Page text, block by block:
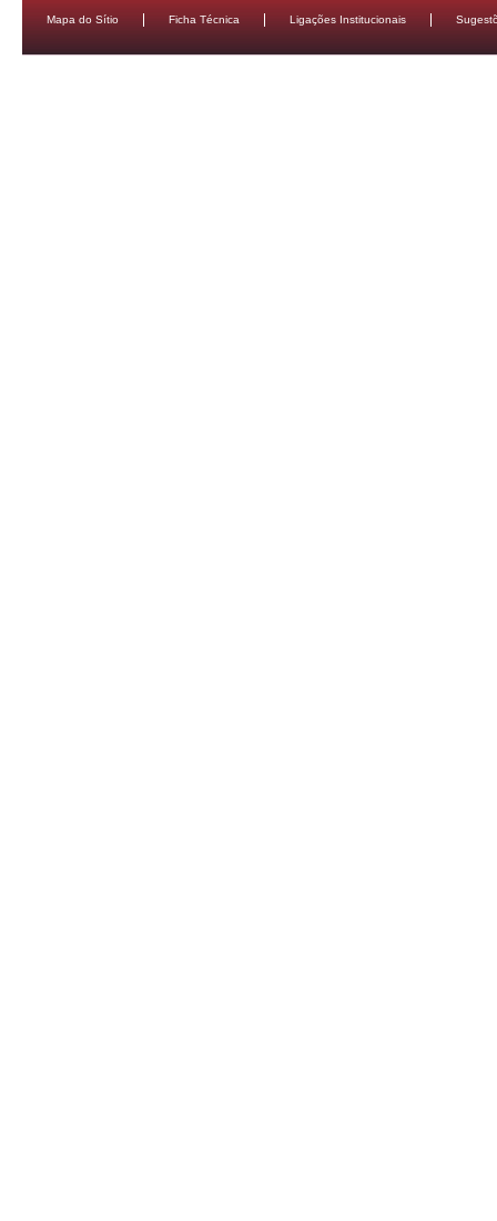
Mapa do Sítio Ficha Técnica Ligações Institucionais